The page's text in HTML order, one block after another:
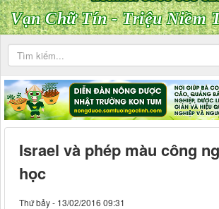
Vạn Chữ Tín - Triệu Niềm
Israel và phép màu công
học
Thứ bảy - 13/02/2016 09:31